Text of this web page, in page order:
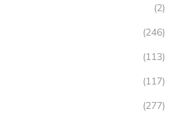
(2)
(246)
(113)
(117)
(277)